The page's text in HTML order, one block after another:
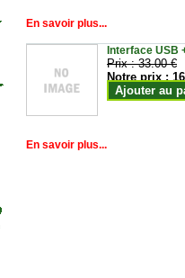
En savoir plus...
Interface USB
Prix :33.00 €
Notre prix :
Ajouter au
En savoir plus...